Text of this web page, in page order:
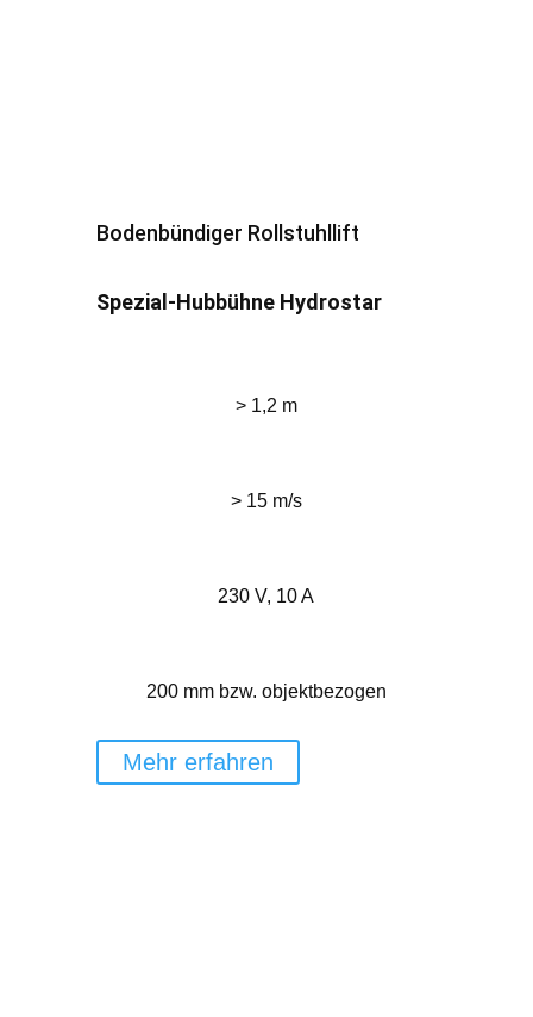
Bodenbündiger Rollstuhllift
Spezial-Hubbühne Hydrostar
> 1,2 m
> 15 m/s
230 V, 10 A
200 mm bzw. objektbezogen
Mehr erfahren